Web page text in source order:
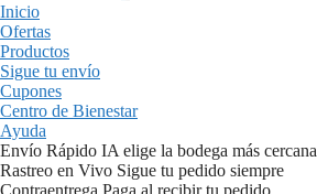
Inicio
Ofertas
Productos
Sigue tu envío
Cupones
Centro de Bienestar
Ayuda
Envío Rápido IA elige la bodega más cercana
Rastreo en Vivo Sigue tu pedido siempre
Contraentrega Paga al recibir tu pedido